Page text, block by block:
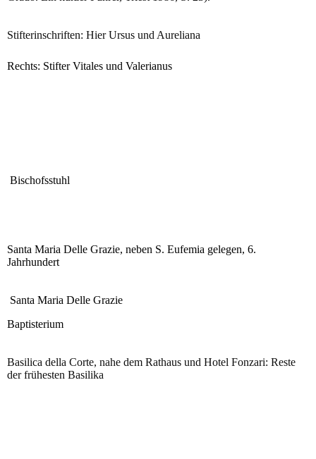
Stifterinschriften: Hier Ursus und Aureliana
Rechts: Stifter Vitales und Valerianus
Bischofsstuhl
Santa Maria Delle Grazie, neben S. Eufemia gelegen, 6.
Jahrhundert
Santa Maria Delle Grazie
Baptisterium
Basilica della Corte, nahe dem Rathaus und Hotel Fonzari: Reste
der frühesten Basilika